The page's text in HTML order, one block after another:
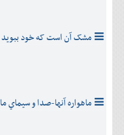
مشک آن است که خود ببويد
ماهواره آنها-صدا و سيماي ما